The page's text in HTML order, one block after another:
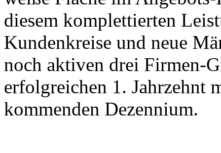
diesem komplettierten
Kundenkreise und neue
noch aktiven drei Firmen-
erfolgreichen 1. Jahrzehnt
kommenden Dezennium.